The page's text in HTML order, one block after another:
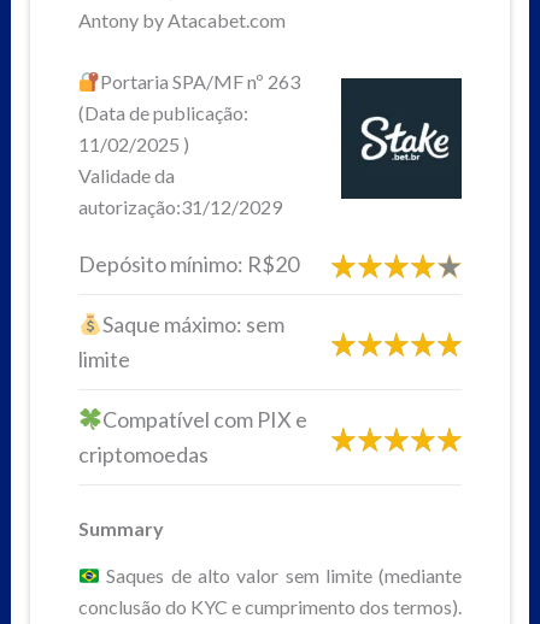
Antony by Atacabet.com
Portaria SPA/MF nº 263
(Data de publicação:
11/02/2025 )
Validade da
autorização:31/12/2029
Depósito mínimo: R$20
Saque máximo: sem
limite
Compatível com PIX e
criptomoedas
Summary
Saques de alto valor sem limite (mediante
conclusão do KYC e cumprimento dos termos).